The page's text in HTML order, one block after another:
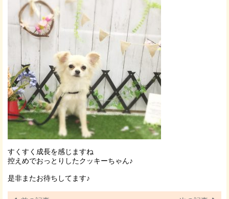
すくすく成長を感じますね
控えめでおっとりしたクッキーちゃん♪
是非またお待ちしてます♪